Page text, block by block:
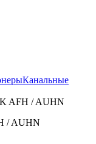
Канальные
AFH / AUHN
/ AUHN